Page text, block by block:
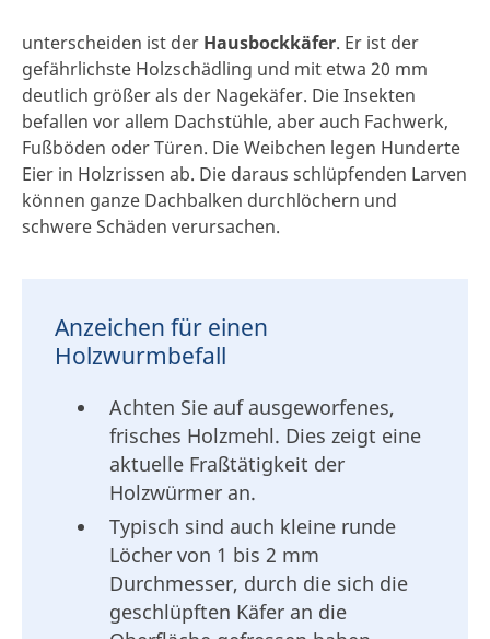
unterscheiden ist der Hausbockkäfer. Er ist der
gefährlichste Holzschädling und mit etwa 20 mm
deutlich größer als der Nagekäfer. Die Insekten
befallen vor allem Dachstühle, aber auch Fachwerk,
Fußböden oder Türen. Die Weibchen legen Hunderte
Eier in Holzrissen ab. Die daraus schlüpfenden Larven
können ganze Dachbalken durchlöchern und
schwere Schäden verursachen.
Anzeichen für einen
Holzwurmbefall
Achten Sie auf ausgeworfenes,
frisches Holzmehl. Dies zeigt eine
aktuelle Fraßtätigkeit der
Holzwürmer an.
Typisch sind auch kleine runde
Löcher von 1 bis 2 mm
Durchmesser, durch die sich die
geschlüpften Käfer an die